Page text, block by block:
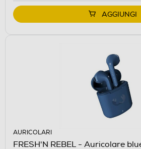
AGGIUNGI
AURICOLARI
FRESH'N REBEL - Auricolare